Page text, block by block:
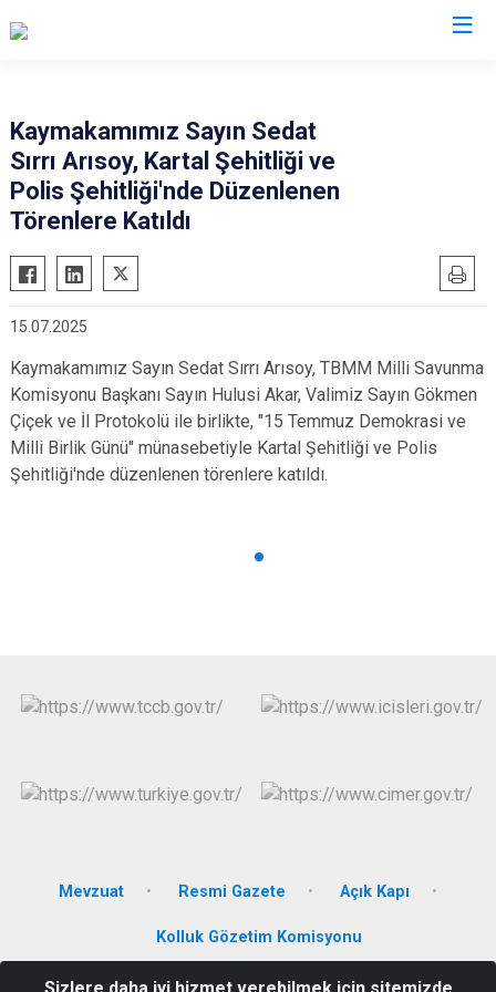
Akkışla
Bünyan
Felahiye
Kocasinan
Melikgazi
Özvatan
Yahyalı
Yeşilhisar
Kaymakamımız Sayın Sedat
Sırrı Arısoy, Kartal Şehitliği ve
Polis Şehitliği'nde Düzenlenen
Törenlere Katıldı
15.07.2025
Kaymakamımız Sayın Sedat Sırrı Arısoy, TBMM Milli Savunma
Komisyonu Başkanı Sayın Hulusi Akar, Valimiz Sayın Gökmen
Çiçek ve İl Protokolü ile birlikte, "15 Temmuz Demokrasi ve
Milli Birlik Günü" münasebetiyle Kartal Şehitliği ve Polis
Şehitliği'nde düzenlenen törenlere katıldı.
Mevzuat Resmi Gazete Açık Kapı
Kolluk Gözetim Komisyonu